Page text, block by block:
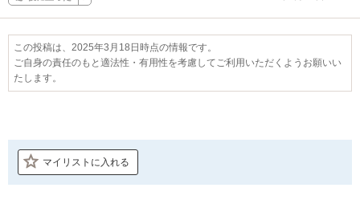
この投稿は、2025年3月18日時点の情報です。
ご自身の責任のもと適法性・有用性を考慮してご利用いただくようお願いい
たします。
マイリストに入れる